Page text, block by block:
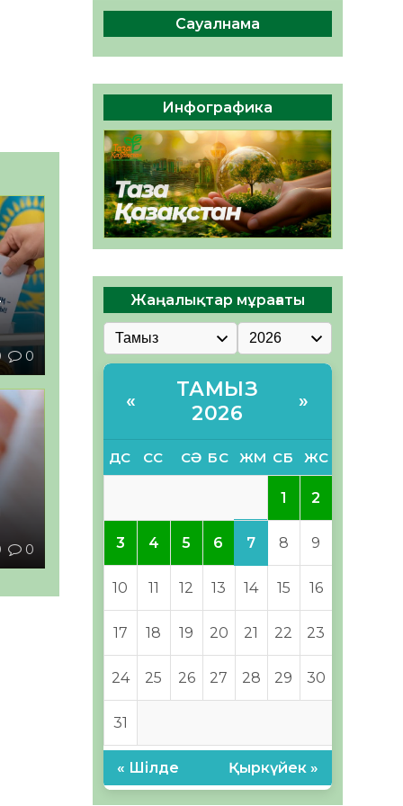
0
0
беруге дайын
ӘРБІР ДАУЫС – ҚОҒАМ
ДАМУЫНА ҚОСЫЛҒАН
ҮЛЕС
05.08.2026
39 0
Сауалнама
Инфографика
Жаңалықтар мұрағаты
«
ТАМЫЗ
2026
»
ДС СС СӘ БС ЖМ СБ ЖС
1 2
3 4 5 6 7 8 9
10 11 12 13 14 15 16
17 18 19 20 21 22 23
24 25 26 27 28 29 30
31
« Шілде Қыркүйек »